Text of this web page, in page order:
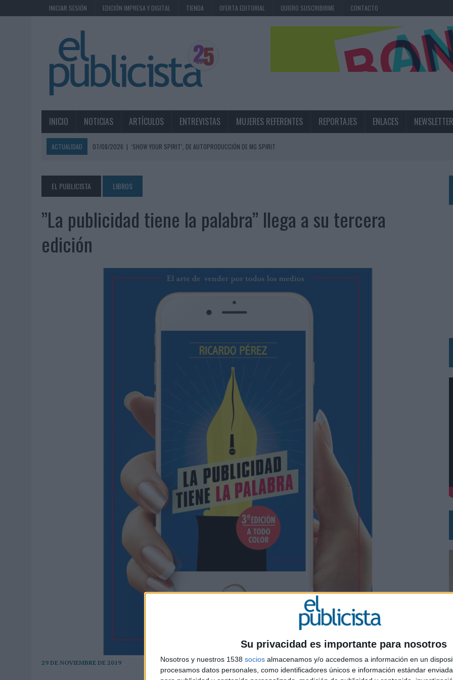
Su privacidad es importante para nosotros
Nosotros y nuestros 1538 socios almacenamos y/o accedemos a información en un
procesamos datos personales, como identificadores únicos e información estándar
INICIAR SESIÓN EDICIÓN IMPRESA Y DIGITAL TIENDA OFERTA EDITORIAL QUIERO SUSCRIBIRME CONTACTO
INICIO NOTICIAS ARTÍCULOS ENTREVISTAS MUJERES REFERENTES REPORTAJES ENLACES NEWSLETTER
ACTUALIDAD 07/08/2026 | ‘SHOW YOUR SPIRIT’, DE AUTOPRODUCCIÓN DE MG SPIRIT
07/08/2026 | MG SPIRIT RELANZA SU MARCA CON UNA ESTRATEGIA 360º CENTRADA EN EL ORIGEN BARCELONÉS
|
PATRÓN CONVIERTE EL NUEVO SINGLE DE ARÓN PIPER EN UNA EXPERIENCIA DE MARCA EN IBIZA
07/08/2026 | EL VERANO PONE A PRUEBA LA ESTRATEGIA DIGITAL DE LAS MARCAS
07/08/2026
‘LA VUELTA’, DE FENOMENAL PARA MÁLAGA CF
SIETE DE CADA DIEZ EMPRESAS ESPAÑOLAS NO INTEGRAN LA INFANCIA EN SU ESTRATEGIA
LA TELEVISIÓN SIGUE LIDERANDO EL CONSUMO DE MEDIOS EN VERANO Y SUPERA AL MÓVIL COMO DISPOSITIVO MÁS UTILIZADO
EL USO DE LA IA GENERATIVA ALCANZA YA AL 62% DE LOS ESPAÑOLES
SYSTEM1 NOMBRA A KIMBERLY BASTONI COMO NUEVA DIRECTORA COMERCIAL GLOBAL
FRIGO Y UNIQLO LANZAN UNA COLECCIÓN PERSONALIZABLE INSPIRADA EN CORNETTO, CALIPPO Y SOLERO
BEON WORLDWIDE LANZA RAÍZ URBANA PARA TRANSFORMAR EL PATRIMONIO HISTÓRICO EN ACTIVOS CULTURALES Y ECONÓMICOS
FABRA COMUNICACIÓN INCORPORA A CASONÁ Y ASUME LA GESTIÓN DE SUS RELACIONES CON LOS MEDIOS
LOPESAN HOTELS & RESORTS ACERCA EL PARAÍSO CANARIO EN SU ÚLTIMA CAMPAÑA INTERNACIONAL
LUIS ARQUILLOS (BURGO DE ARIAS): “LA CONSTRUCCIÓN DE MARCA A LARGO PLAZO Y LA MEDICIÓN SON DOS CARAS DE LA MISMA
‘ALEXIA PUTELLAS X GALAXY Z FOLD8 – SIN LÍMITES’, DE CHEIL SPAIN PARA SAMSUNG ELECTRONICS IBERIA
EL PUBLICISTA LIBROS
”La publicidad tiene la palabra” llega a su tercera
edición
29 DE NOVIEMBRE DE 2019